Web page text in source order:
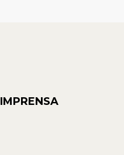
IMPRENSA